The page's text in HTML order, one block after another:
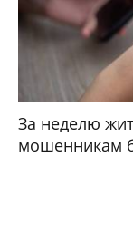
За неделю
мошенникам